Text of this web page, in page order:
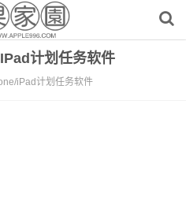
计划任务软件
iPad计划任务软件